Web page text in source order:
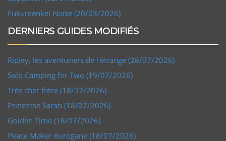
Fukumenkei Noise (20/03/2026)
DERNIERS GUIDES MODIFIÉS
Ripley, les aventuriers de l'étrange (28/07/2026)
Solo Camping for Two (19/07/2026)
Très cher frère (18/07/2026)
Princesse Sarah (18/07/2026)
Golden Time (18/07/2026)
Peace Maker Kurogane (18/07/2026)